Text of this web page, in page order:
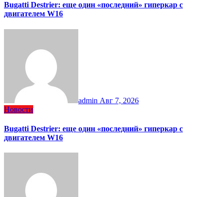
Bugatti Destrier: еще один «последний» гиперкар с
двигателем W16
admin Авг 7, 2026
Новости
Bugatti Destrier: еще один «последний» гиперкар с
двигателем W16